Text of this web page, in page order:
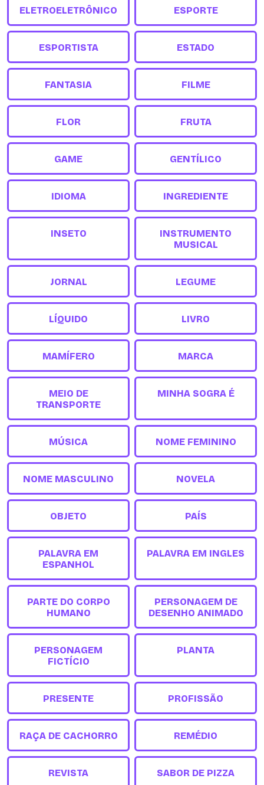
ELETROELETRÔNICO ESPORTE
ESPORTISTA ESTADO
FANTASIA FILME
FLOR FRUTA
GAME GENTÍLICO
IDIOMA INGREDIENTE
INSETO
INSTRUMENTO
MUSICAL
JORNAL LEGUME
LÍQUIDO LIVRO
MAMÍFERO MARCA
MEIO DE
TRANSPORTE
MINHA SOGRA É
MÚSICA NOME FEMININO
NOME MASCULINO NOVELA
OBJETO PAÍS
PALAVRA EM
ESPANHOL
PALAVRA EM INGLES
PARTE DO CORPO
HUMANO
PERSONAGEM DE
DESENHO ANIMADO
PERSONAGEM
FICTÍCIO
PLANTA
PRESENTE PROFISSÃO
RAÇA DE CACHORRO REMÉDIO
REVISTA SABOR DE PIZZA